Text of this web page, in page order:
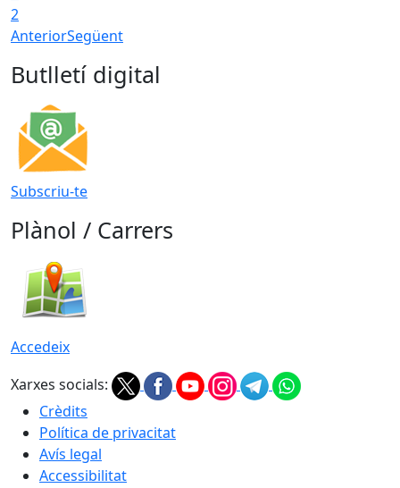
2
AnteriorSegüent
Butlletí digital
Subscriu-te
Plànol / Carrers
Accedeix
Xarxes socials:
Crèdits
Política de privacitat
Avís legal
Accessibilitat